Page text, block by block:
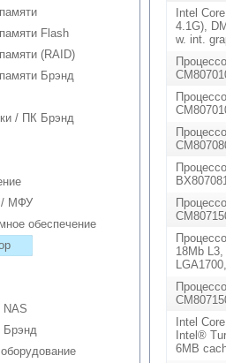
Flash
(RAID)
Брэнд
/ ПК Брэнд
/ МФУ
обеспечение
Брэнд
Intel
4.1G),
w. int.
18Mb
Intel
Intel®
6MB